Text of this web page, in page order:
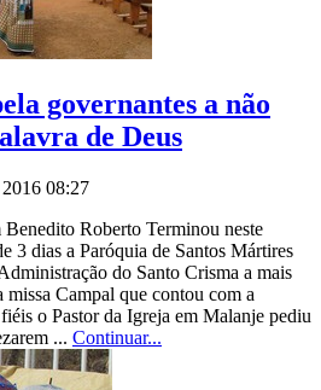
governantes a não
de Deus
08:27
Roberto Terminou neste
3 dias a Paróquia de Santos Mártires
do Santo Crisma a mais
Campal que contou com a
o Pastor da Igreja em Malanje pediu
... Continuar...